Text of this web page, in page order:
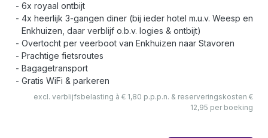
6x royaal ontbijt
4x heerlijk 3-gangen diner (bij ieder hotel m.u.v. Weesp en
Enkhuizen, daar verblijf o.b.v. logies & ontbijt)
Overtocht per veerboot van Enkhuizen naar Stavoren
Prachtige fietsroutes
Bagagetransport
Gratis WiFi & parkeren
excl. verblijfsbelasting à € 1,80 p.p.p.n. & reserveringskosten €
12,95 per boeking